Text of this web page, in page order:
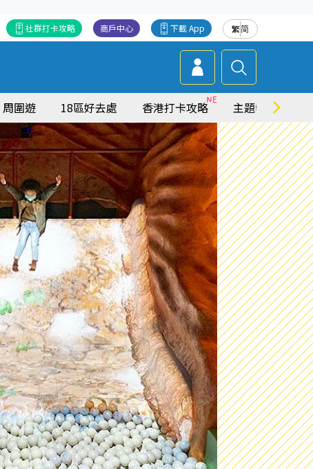
繁简
下載 App
商戶中心
社群打卡攻略
周圍遊 18區好去處 香港打卡攻略 主題特集